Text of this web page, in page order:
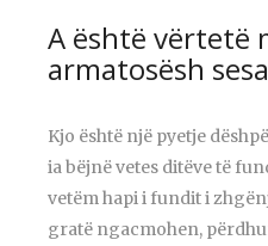
A është vërtetë
armatosësh
Kjo është një pyetje
ia bëjnë vetes ditëve të
vetëm hapi i fundit i
gratë ngacmohen,